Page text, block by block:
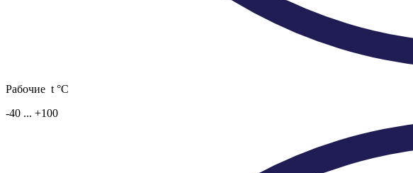
Рабочие t °C
-40 ... +100